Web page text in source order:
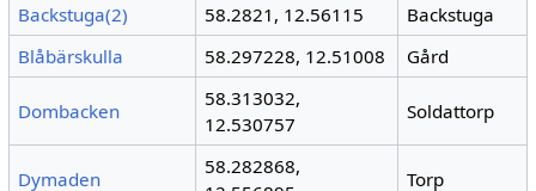
Backstuga(2) 58.2821, 12.56115
Backstuga
Blåbärskulla
58.297228, 12.51008 Gård
Dombacken
58.313032,
12.530757
Soldattorp
Dymaden
58.282868,
Torp